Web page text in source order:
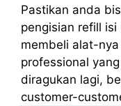
Pastikan anda
pengisian refill isi
membeli alat-nya
professional
diragukan lagi,
customer-